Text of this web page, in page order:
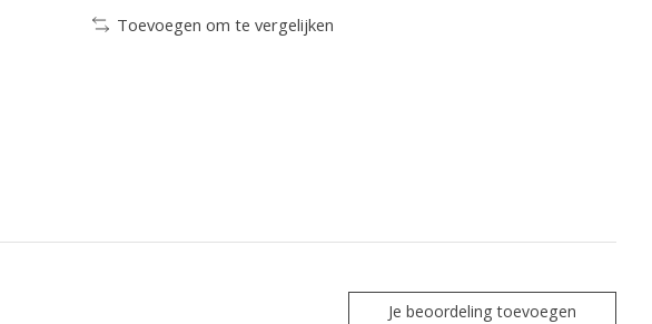
Toevoegen om te vergelijken
Je beoordeling toevoegen